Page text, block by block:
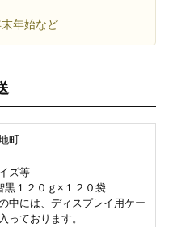
年始など
町
ズ等
黒１２０ｇ×１２０袋
中には、ディスプレイ用ケー
っております。